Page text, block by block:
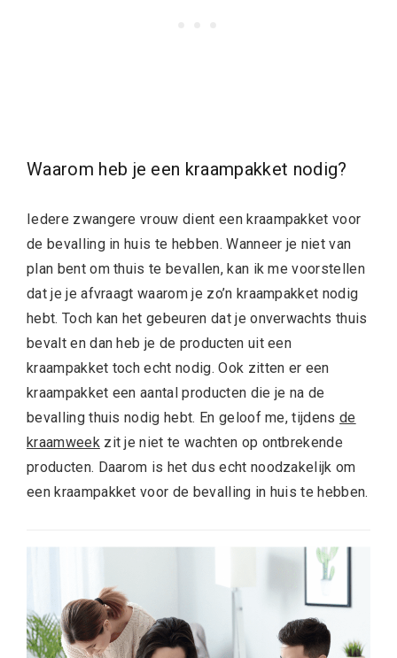
Waarom heb je een kraampakket nodig?
Iedere zwangere vrouw dient een kraampakket voor
de bevalling in huis te hebben. Wanneer je niet van
plan bent om thuis te bevallen, kan ik me voorstellen
dat je je afvraagt waarom je zo’n kraampakket nodig
hebt. Toch kan het gebeuren dat je onverwachts thuis
bevalt en dan heb je de producten uit een
kraampakket toch echt nodig. Ook zitten er een
kraampakket een aantal producten die je na de
bevalling thuis nodig hebt. En geloof me, tijdensde
kraamweek zit je niet te wachten op ontbrekende
producten. Daarom is het dus echt noodzakelijk om
een kraampakket voor de bevalling in huis te hebben.